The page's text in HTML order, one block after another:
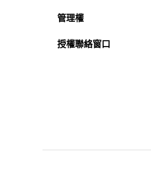
管理權
授權聯絡窗口